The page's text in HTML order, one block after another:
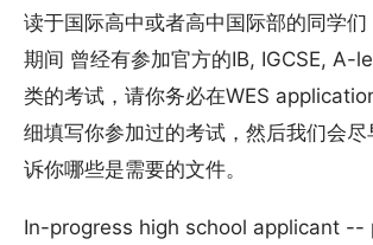
读于国际高中或者高中国际部的同学们
期间 曾经有参加官方的IB, IGCSE, A-
类的考试，请你务必在WES
细填写你参加过的考试，然后我们会
诉你哪些是需要的文件。
In-progress high school applicant --